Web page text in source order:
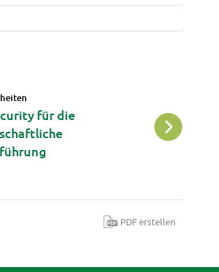
für die
PDF erstellen